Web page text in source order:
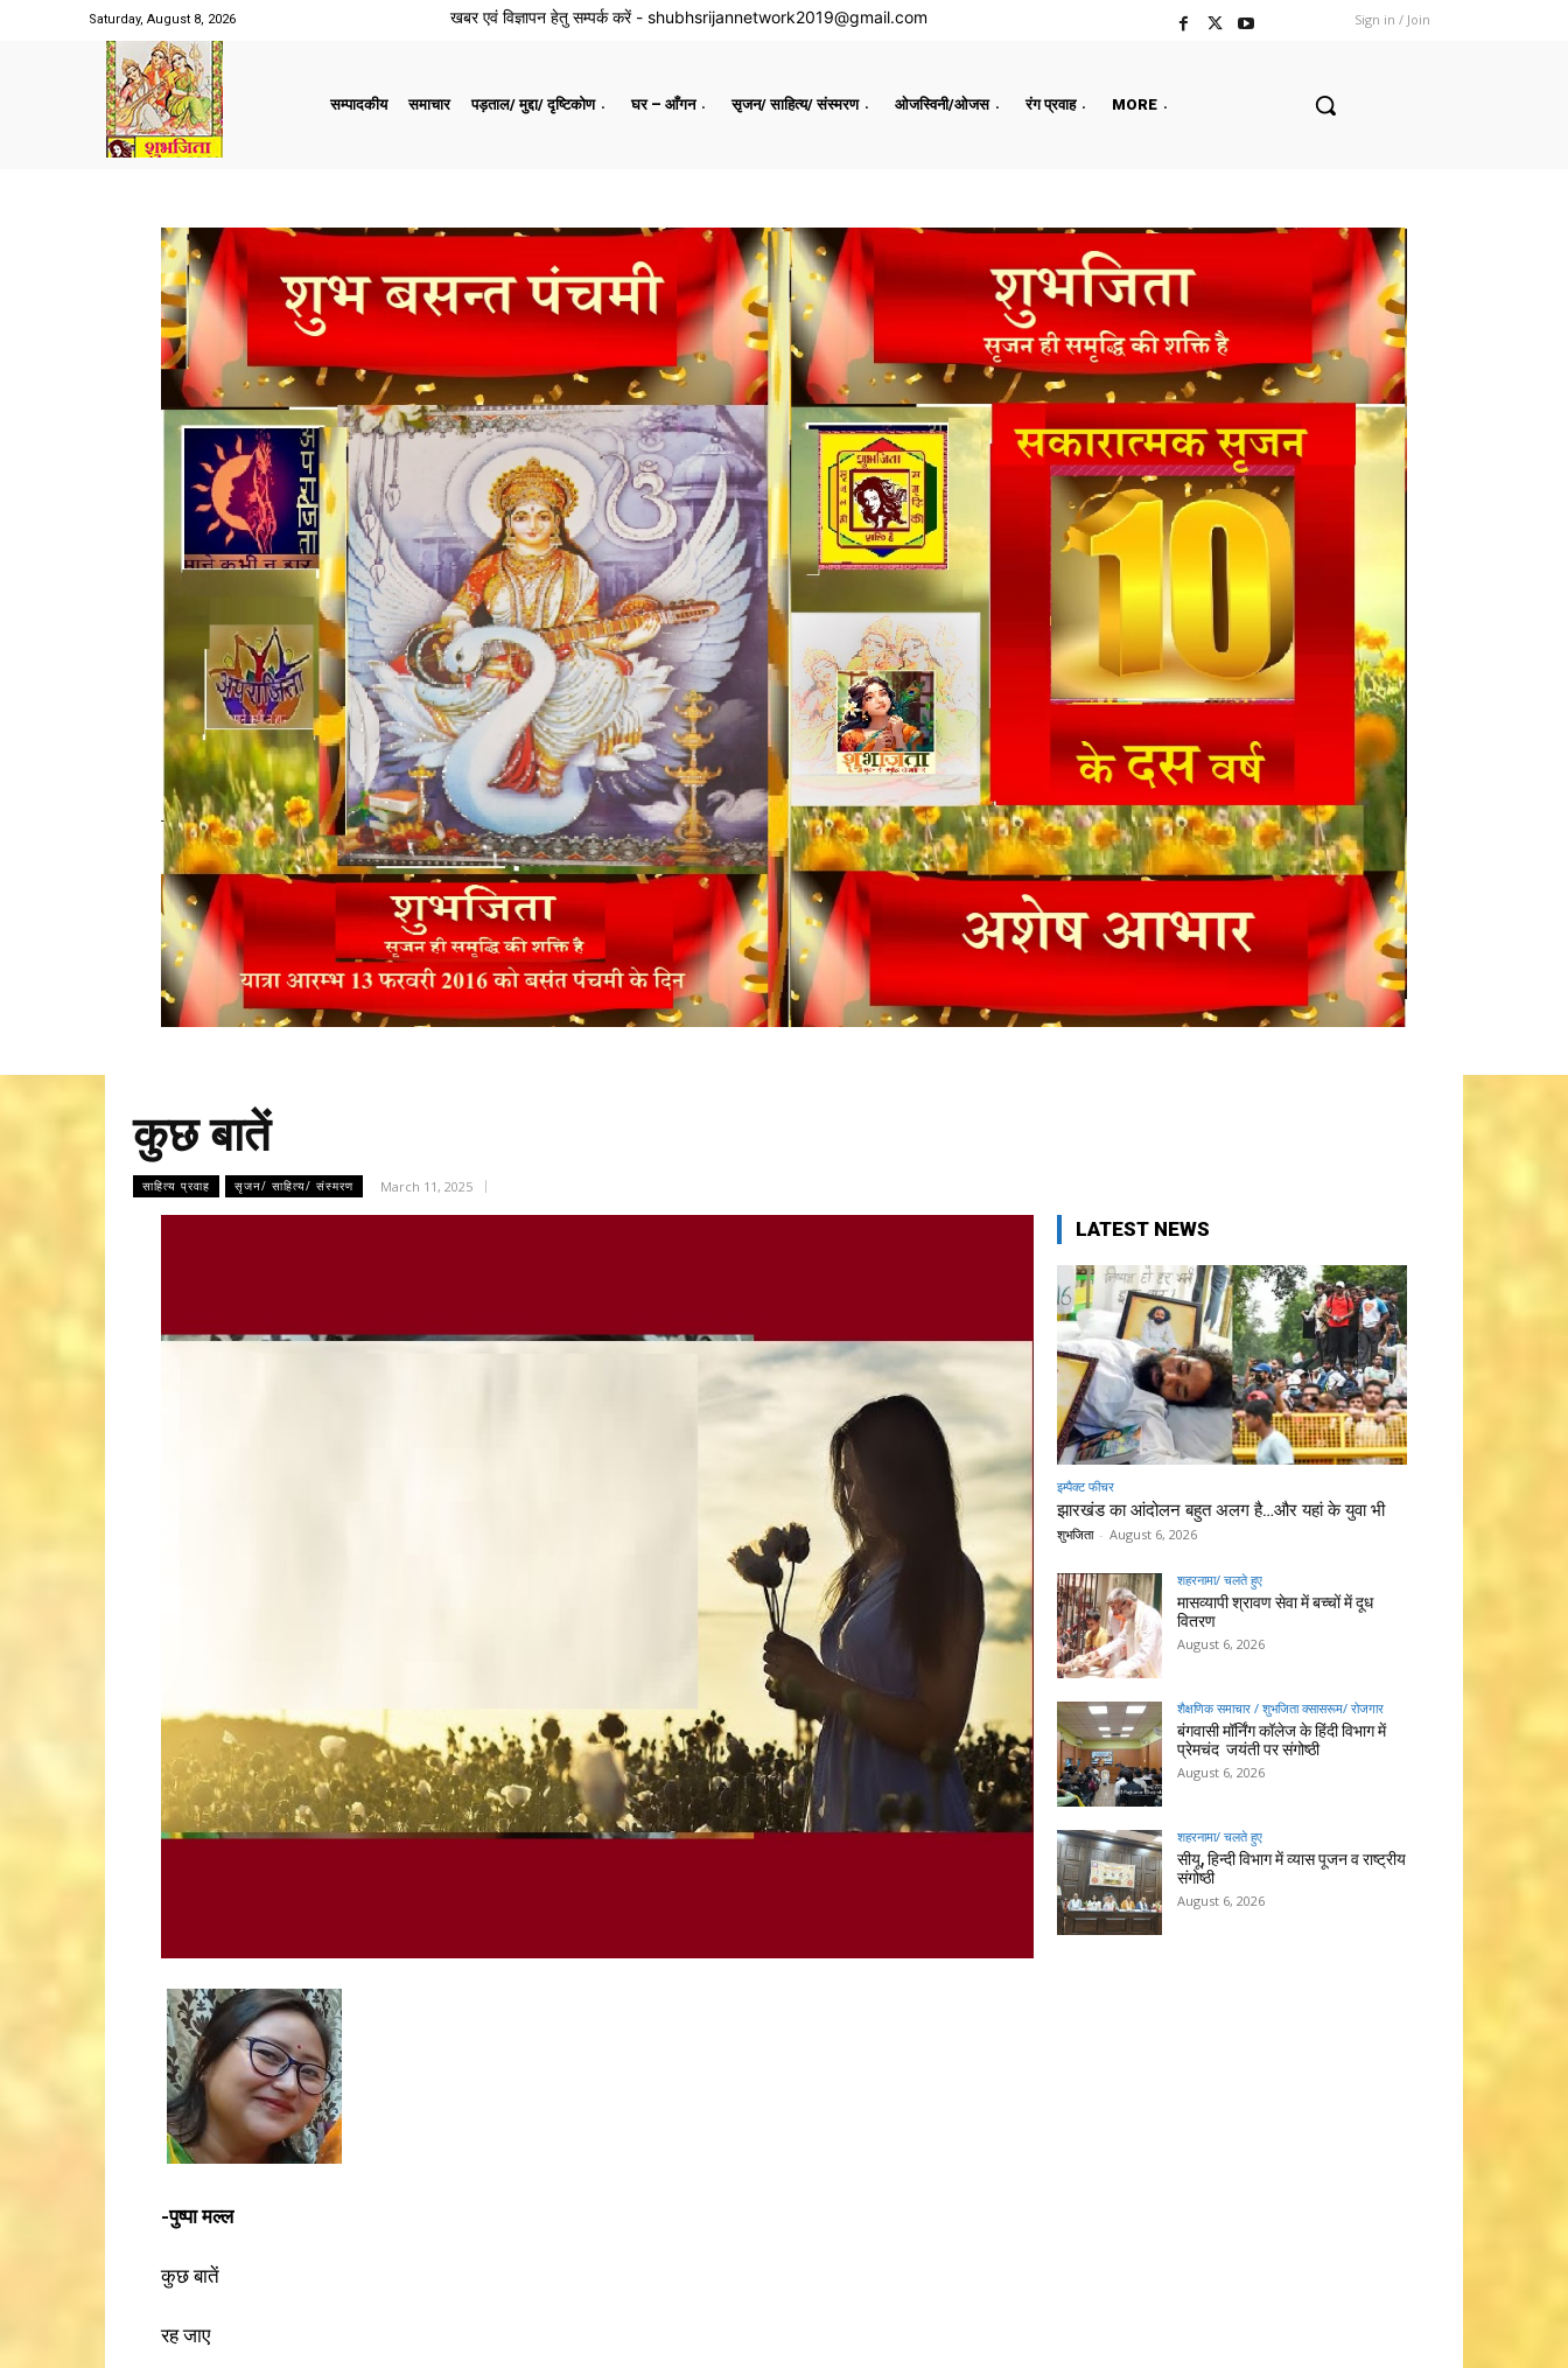
Saturday, August 8, 2026 खबर एवं विज्ञापन हेतु सम्पर्क करें - shubhsrijannetwork2019@gmail.com Sign in / Join
सम्पादकीय समाचार पड़ताल/ मुद्दा/ दृष्टिकोण घर – आँगन सृजन/ साहित्य/ संस्मरण ओजस्विनी/ओजस रंग प्रवाह MORE
कुछ बातें
साहित्य प्रवाह सृजन/ साहित्य/ संस्मरण March 11, 2025
-पुष्पा मल्ल
कुछ बातें
रह जाए
LATEST NEWS
इम्पैक्ट फीचर
झारखंड का आंदोलन बहुत अलग है…और यहां के युवा भी
शुभजिता - August 6, 2026
शहरनामा/ चलते हुए
मासव्यापी श्रावण सेवा में बच्चों में दूध
वितरण
August 6, 2026
शैक्षणिक समाचार / शुभजिता क्सासरूम/ रोजगार
बंगवासी मॉर्निंग कॉलेज के हिंदी विभाग में
प्रेमचंद जयंती पर संगोष्ठी
August 6, 2026
शहरनामा/ चलते हुए
सीयू, हिन्दी विभाग में व्यास पूजन व राष्ट्रीय
संगोष्ठी
August 6, 2026